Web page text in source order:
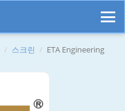
스크린 ETA Engineering